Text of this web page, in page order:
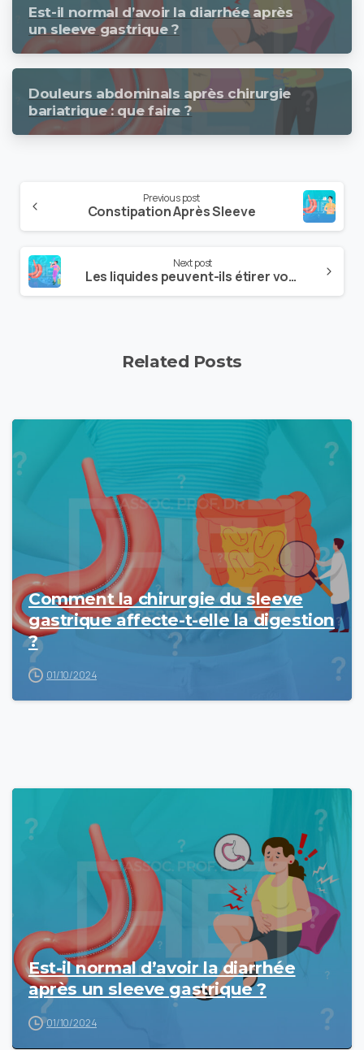
Est-il normal d’avoir la diarrhée après
un sleeve gastrique ?
Douleurs abdominals après chirurgie
bariatrique : que faire ?
Previous post
Constipation Après Sleeve
Next post
Les liquides peuvent-ils étirer votre estomac après une chirurgie du sleeve gastrique ?
Related Posts
Comment la chirurgie du sleeve
gastrique affecte-t-elle la digestion
?
01/10/2024
Est-il normal d’avoir la diarrhée
après un sleeve gastrique ?
01/10/2024